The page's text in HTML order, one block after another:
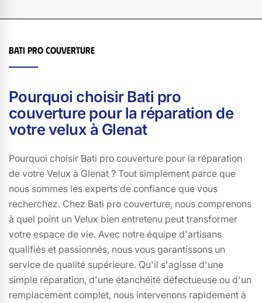
Glenat, 15150, pour un service de réparation de velux
irréprochable et personnalisé.
Bati pro couverture
Pourquoi choisir Bati pro
couverture pour la réparation de
votre velux à Glenat
Pourquoi choisir Bati pro couverture pour la réparation
de votre Velux à Glenat ? Tout simplement parce que
nous sommes les experts de confiance que vous
recherchez. Chez Bati pro couverture, nous comprenons
à quel point un Velux bien entretenu peut transformer
votre espace de vie. Avec notre équipe d'artisans
qualifiés et passionnés, nous vous garantissons un
service de qualité supérieure. Qu'il s'agisse d'une
simple réparation, d'une étanchéité défectueuse ou d'un
remplacement complet, nous intervenons rapidement à